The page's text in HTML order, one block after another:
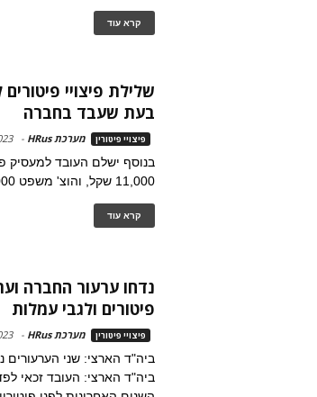
קרא עוד
שלילת פיצויי
בעת שעבד בחברה
פיצויי פיטורין מערכת HRus -
11,000 שקל, והוצ' משפט 35,000 שקל
קרא עוד
נדחו ערעור החברה
פיטורים ולגבי עמלות
פיצויי פיטורין מערכת HRus -
ביה"ד הארצי: שני הערעורים
ביה"ד הארצי: העובד זכאי